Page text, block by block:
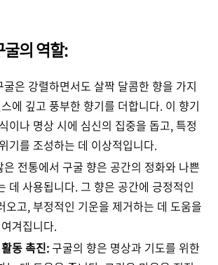
의 역할:
굴은 강렬하면서도 살짝 달콤한 향을 가지
에 깊고 풍부한 향기를 더합니다. 이 향기
이나 명상 시에 심신의 집중을 돕고, 특정
기를 조성하는 데 이상적입니다.
은 전통에서 구굴 향은 공간의 정화와 나쁜
데 사용됩니다. 그 향은 공간에 긍정적인
오고, 부정적인 기운을 제거하는 데 도움을
겨집니다.
동 촉진:구굴의 향은 명상과 기도를 위한